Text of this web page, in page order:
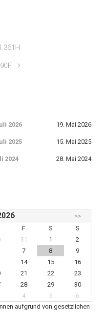
2026 19. Mai 2026
2025 15. Mai 2025
2024 28. Mai 2024
>>
F S
S
31 1
2
7 8
9
14 15
16
21 22
23
28 29
30
4 5
6
aufgrund von gesetzlichen